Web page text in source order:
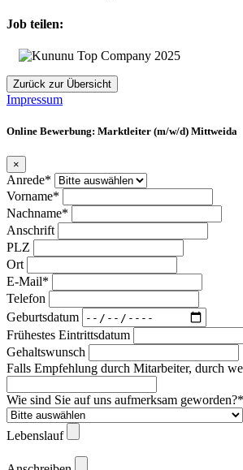
Job teilen:
Zurück zur Übersicht
Impressum
Online Bewerbung: Marktleiter (m/w/d) Mittweida
×
Anrede*
Vorname*
Nachname*
Anschrift
PLZ
Ort
E-Mail*
Telefon
Geburtsdatum
Frühestes Eintrittsdatum
Gehaltswunsch
Falls Empfehlung durch Mitarbeiter, durch
Wie sind Sie auf uns aufmerksam geworden?*
Lebenslauf